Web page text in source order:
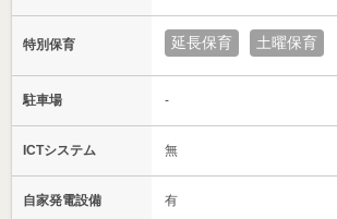
特別保育 延長保育 土曜保育
駐車場 -
ICTシステム 無
自家発電設備 有